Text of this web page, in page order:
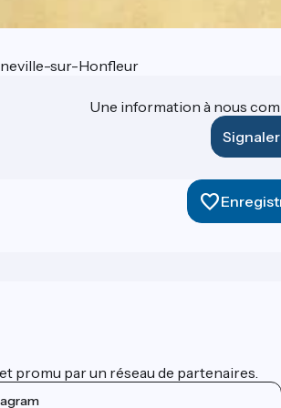
sur-Honfleur
Une information à nous
promu par un réseau de partenaires.